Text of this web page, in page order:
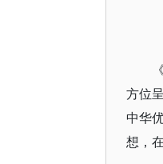
方位
中华
想，